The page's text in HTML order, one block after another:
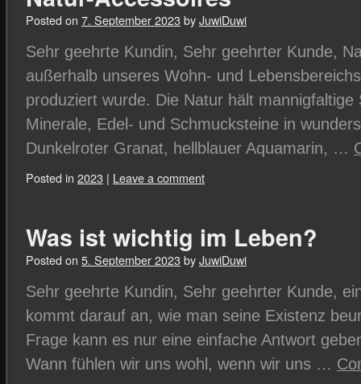
Posted on 7. September 2023byJuwiDuwi
Sehr geehrte Kundin, Sehr geehrter Kunde,
außerhalb unseres Wohn- und
produziert wurde. Die Natur hält mannigfaltige
Minerale, Edel- und Schmucksteine in
Dunkelroter Granat, hellblauer Aquamarin, …
Posted in 2023 | Leave a comment
Was ist wichtig im Leben?
Posted on 5. September 2023byJuwiDuwi
Sehr geehrte Kundin, Sehr geehrter Kunde,
kommt darauf an, wie man seine Existenz
Frage kann es nur eine einfache Antwort
Wann fühlen wir uns wohl, wenn wir uns …